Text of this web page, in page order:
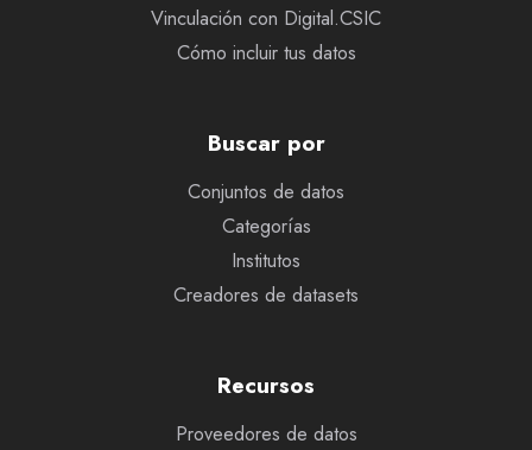
Vinculación con Digital.CSIC
Cómo incluir tus datos
Buscar por
Conjuntos de datos
Categorías
Institutos
Creadores de datasets
Recursos
Proveedores de datos